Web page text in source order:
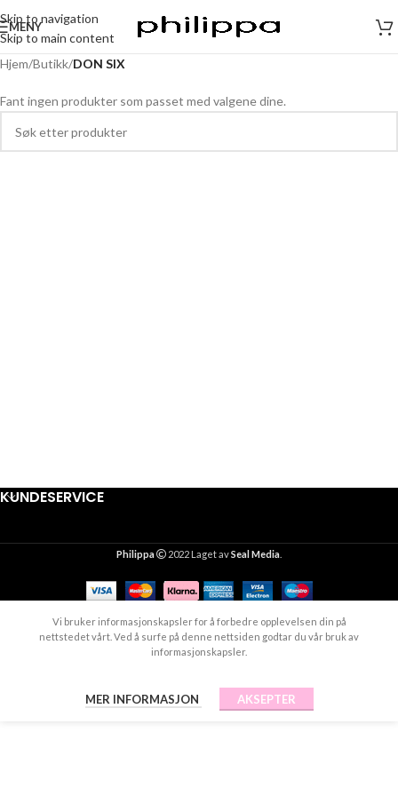
Skip to navigation
Skip to main content
MENY
Hjem/Butikk/DON SIX
Fant ingen produkter som passet med valgene dine.
KUNDESERVICE
Philippa 2022 Laget avSeal Media
Vi bruker informasjonskapsler for å forbedre opplevelsen din på
nettstedet vårt. Ved å surfe på denne nettsiden godtar du vår bruk av
informasjonskapsler.
MER INFORMASJON AKSEPTER